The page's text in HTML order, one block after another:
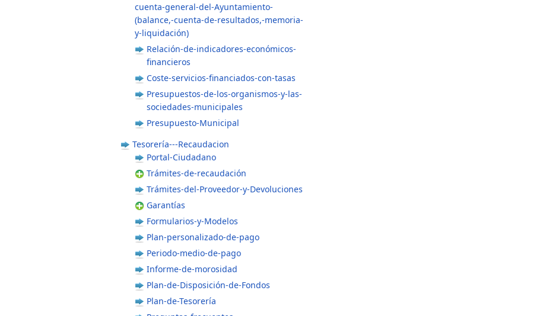
cuenta-general-del-Ayuntamiento-
(balance,-cuenta-de-resultados,-memoria-
y-liquidación)
Relación-de-indicadores-económicos-
financieros
Coste-servicios-financiados-con-tasas
Presupuestos-de-los-organismos-y-las-
sociedades-municipales
Presupuesto-Municipal
Tesorería---Recaudacion
Portal-Ciudadano
Trámites-de-recaudación
Trámites-del-Proveedor-y-Devoluciones
Garantías
Formularios-y-Modelos
Plan-personalizado-de-pago
Periodo-medio-de-pago
Informe-de-morosidad
Plan-de-Disposición-de-Fondos
Plan-de-Tesorería